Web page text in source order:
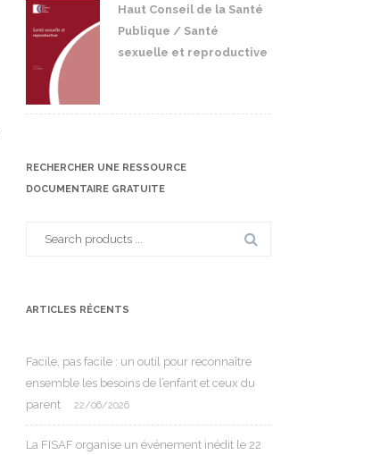
Haut Conseil de la Santé
Publique / Santé
sexuelle et reproductive
RECHERCHER UNE RESSOURCE
DOCUMENTAIRE GRATUITE
ARTICLES RÉCENTS
Facile, pas facile : un outil pour reconnaître
ensemble les besoins de l’enfant et ceux du
parent
22/06/2026
La FISAF organise un événement inédit le 22